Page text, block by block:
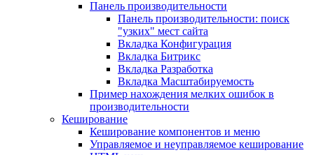
Панель производительности
Панель производительности: поиск
"узких" мест сайта
Вкладка Конфигурация
Вкладка Битрикс
Вкладка Разработка
Вкладка Масштабируемость
Пример нахождения мелких ошибок в
производительности
Кеширование
Кеширование компонентов и меню
Управляемое и неуправляемое кеширование